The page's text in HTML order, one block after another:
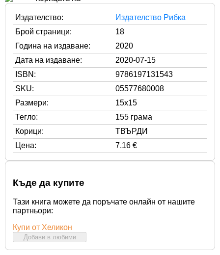
Издателство:
Издателство Рибка
Брой страници:
18
Година на издаване:
2020
Дата на издаване:
2020-07-15
ISBN:
9786197131543
SKU:
05577680008
Размери:
15x15
Тегло:
155 грама
Корици:
ТВЪРДИ
Цена:
7.16 €
Къде да купите
Тази книга можете да поръчате онлайн от нашите
партньори:
Купи от Хеликон
Добави в любими